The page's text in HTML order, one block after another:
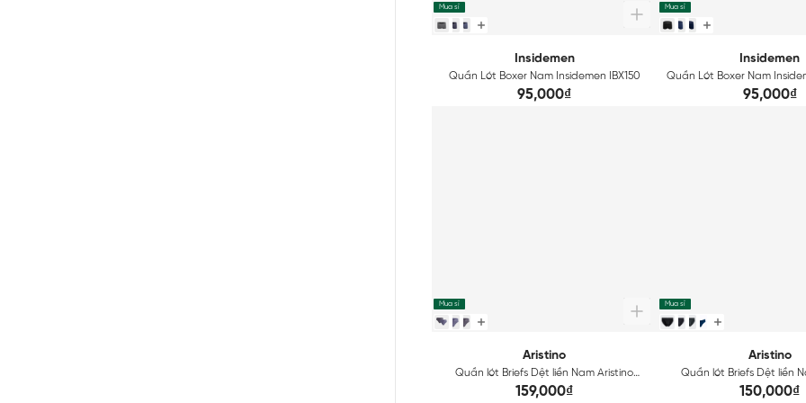
Mua sỉ
Insidemen
Quần Lót Boxer Nam Insidemen IBX150
95,000₫
Mua sỉ
Insidemen
Quần Lót Boxer Nam
Technical IBX125
95,000₫
Mua sỉ
Aristino
Quần lót Briefs Dệt liền Nam Aristino
Seamless Technical ABF064
159,000₫
Mua sỉ
Aristino
Quần lót Briefs Dệt liền
Seamless Technical
150,000₫